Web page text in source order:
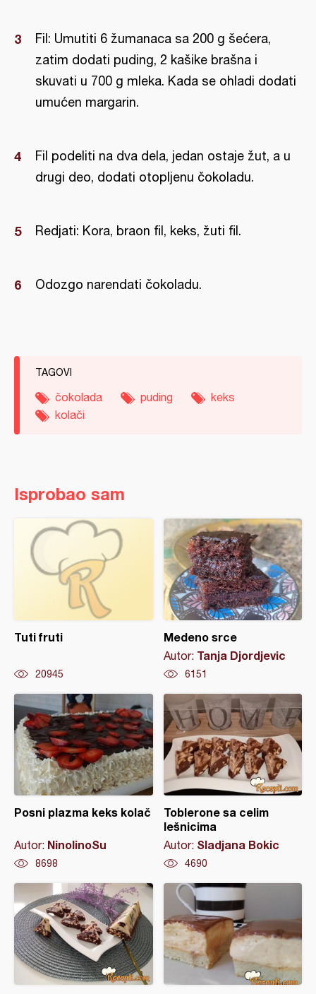
Fil: Umutiti 6 žumanaca sa 200 g šećera,
zatim dodati puding, 2 kašike brašna i
skuvati u 700 g mleka. Kada se ohladi dodati
umućen margarin.
Fil podeliti na dva dela, jedan ostaje žut, a u
drugi deo, dodati otopljenu čokoladu.
Redjati: Kora, braon fil, keks, žuti fil.
Odozgo narendati čokoladu.
TAGOVI
čokolada puding
keks
kolači
Isprobao sam
Tuti fruti
20945
Medeno srce
Autor: Tanja Djordjevic
6151
Posni plazma keks kolač
Autor: NinolinoSu
8698
Toblerone sa celim
lešnicima
Autor: Sladjana Bokic
4690